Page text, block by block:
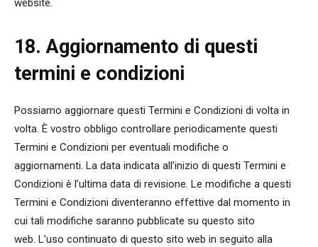
website.
18. Aggiornamento di questi
termini e condizioni
Possiamo aggiornare questi Termini e Condizioni di volta in
volta. È vostro obbligo controllare periodicamente questi
Termini e Condizioni per eventuali modifiche o
aggiornamenti. La data indicata all’inizio di questi Termini e
Condizioni è l’ultima data di revisione. Le modifiche a questi
Termini e Condizioni diventeranno effettive dal momento in
cui tali modifiche saranno pubblicate su questo sito
web. L’uso continuato di questo sito web in seguito alla